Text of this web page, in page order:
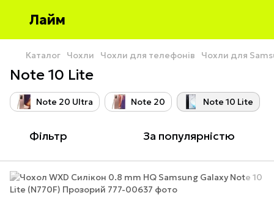
Лайм
Каталог Чохли Чохли для телефонів Чохли для
Note 10 Lite
Note 20 Ultra Note 20 Note 10 Lite
Фільтр За популярністю